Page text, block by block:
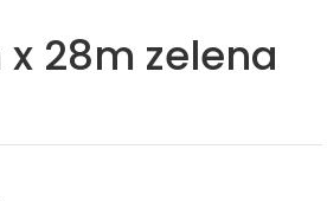
28m zelena